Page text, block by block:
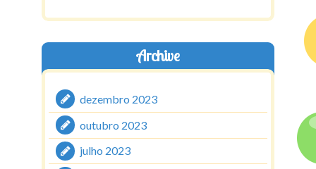
Archive
dezembro 2023
outubro 2023
julho 2023